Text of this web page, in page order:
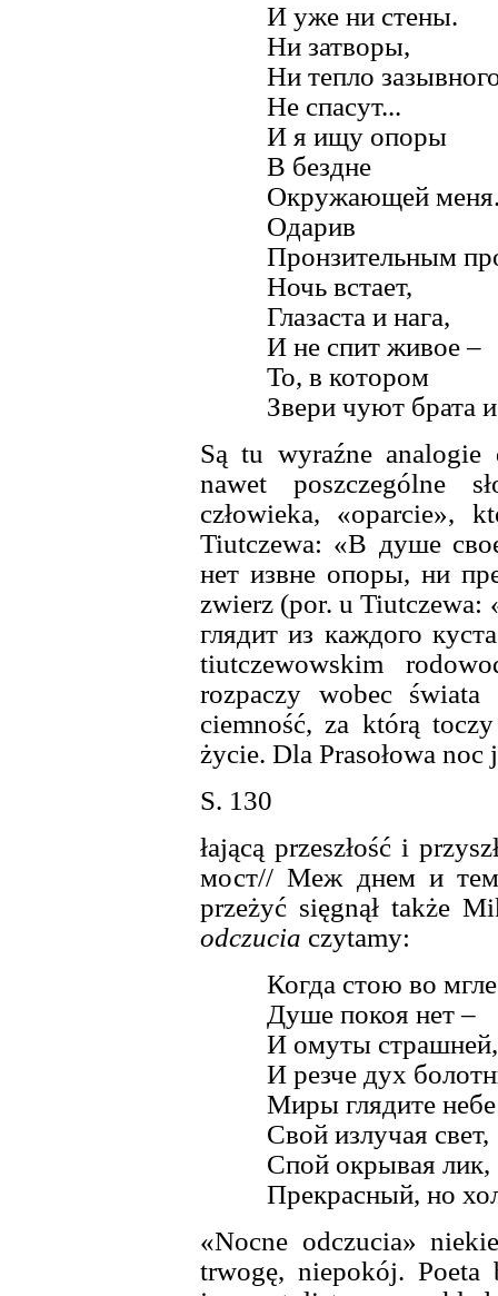
И уже ни стены.
Ни затворы,
Ни тепло
Не спасут...
И я ищу опоры
В бездне
Окружающей
Одарив
Пронзительным
Ночь встает,
Глазаста и нага,
И не спит живое –
То, в котором
Звери чуют брата
Są tu wyraźne analogie
nawet poszczególne
człowieka, «oparcie»,
Tiutczewa: «В душе
нет извне опоры, ни
zwierz (por. u Tiutczewa:
глядит из каждого
tiutczewowskim
rozpaczy wobec
ciemność, za którą
życie. Dla Prasołowa
S. 130
łającą przeszłość i
мост// Меж днем и
przeżyć sięgnął także
odczucia czytamy:
Когда стою во
Душе покоя нет –
И омуты страшней,
И резче дух
Миры глядите
Свой излучая свет,
Спой окрывая лик,
Прекрасный, но
«Nocne odczucia»
trwogę, niepokój.